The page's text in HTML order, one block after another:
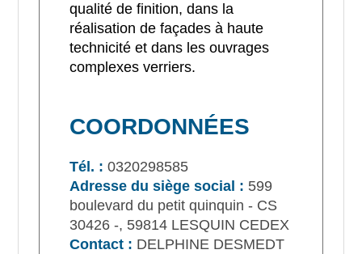
qualité de finition, dans la
réalisation de façades à haute
technicité et dans les ouvrages
complexes verriers.
COORDONNÉES
Tél. : 0320298585
Adresse du siège social : 599
boulevard du petit quinquin - CS
30426 -, 59814 LESQUIN CEDEX
Contact : DELPHINE DESMEDT